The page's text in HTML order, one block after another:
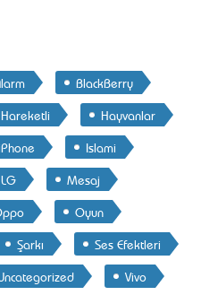
BlackBerry
Hareketli
Hayvanlar
Islami
LG
Mesaj
Oyun
Şarkı
Ses Efektleri
Vivo